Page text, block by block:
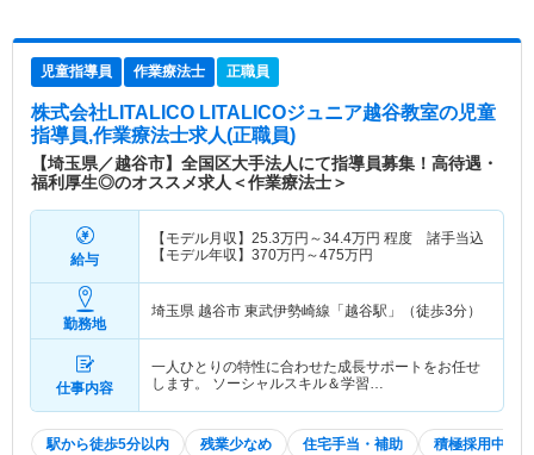
児童指導員 作業療法士 正職員
株式会社LITALICO LITALICOジュニア越谷教室の児童
指導員,作業療法士求人(正職員)
【埼玉県／越谷市】全国区大手法人にて指導員募集！高待遇・
福利厚生◎のオススメ求人＜作業療法士＞
給与
【モデル月収】 25.3万円～34.4万円 程度 諸手当込
【モデル年収】 370万円～475万円
勤務地
埼玉県 越谷市 東武伊勢崎線「越谷駅」（徒歩3分）
仕事内容
一人ひとりの特性に合わせた成長サポートをお任せ
します。 ソーシャルスキル＆学習…
駅から徒歩5分以内 残業少なめ 住宅手当・補助 積極採用中